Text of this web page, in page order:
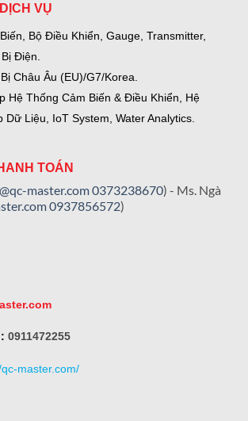
VỤ
Bộ Điều Khiển, Gauge, Transmitter,
Điện.
Châu Âu (EU)/G7/Korea.
Hệ Thống Cảm Biến & Điều Khiển, Hệ
Dữ Liệu, IoT System, Water Analytics.
TOÁN
master.com0373238670) - Ms. Ngà
0937856572)
0911472255
master.com/